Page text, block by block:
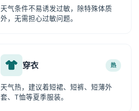
天气条件不易诱发过敏，除特殊体质
外，无需担心过敏问题。
穿衣 热
天气热，建议着短裙、短裤、短薄外
套、T恤等夏季服装。